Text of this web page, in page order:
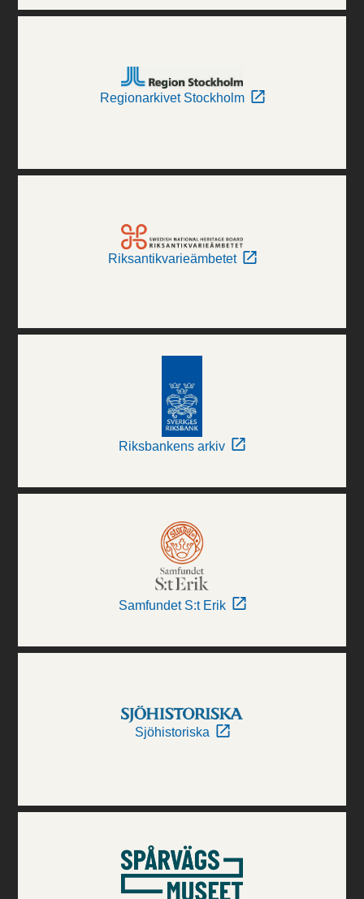
Regionarkivet Stockholm
Riksantikvarieämbetet
Riksbankens arkiv
Samfundet S:t Erik
Sjöhistoriska